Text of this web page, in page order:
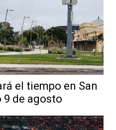
el tiempo en San
de agosto